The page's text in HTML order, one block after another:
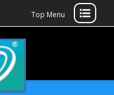
Top Menu